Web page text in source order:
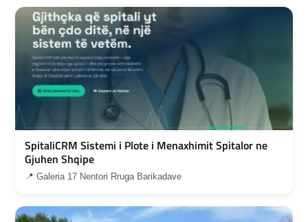
SpitaliCRM Sistemi i Plote i Menaxhimit Spitalor ne
Gjuhen Shqipe
📍 Galeria 17 Nentori Rruga Barikadave